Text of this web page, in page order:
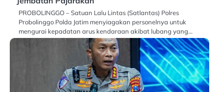
PROBOLINGGO – Satuan Lalu Lintas (Satlantas) Polres
Probolinggo Polda Jatim menyiagakan personelnya untuk
mengurai kepadatan arus kendaraan akibat lubang yang…